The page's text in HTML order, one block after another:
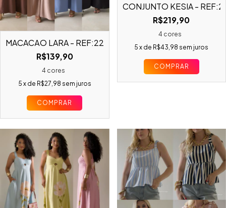
MACACÃO LARA - REF:22935
R$139,90
4 cores
5 x de R$27,98 sem juros
COMPRAR
CONJUNTO KÉSIA -
R$219,90
4 cores
5 x de R$43,98 sem juros
COMPRAR